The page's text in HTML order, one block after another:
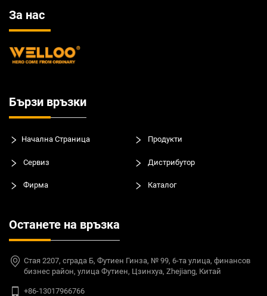
За нас
Бързи връзки
Начална Страница Продукти
Сервиз Дистрибутор
Фирма Каталог
Останете на връзка
Стая 2207, сграда Б, Футиен Гинза, № 99, 6-та улица, финансов
бизнес район, улица Футиен, Цзинхуа, Zhejiang, Китай
+86-13017966766